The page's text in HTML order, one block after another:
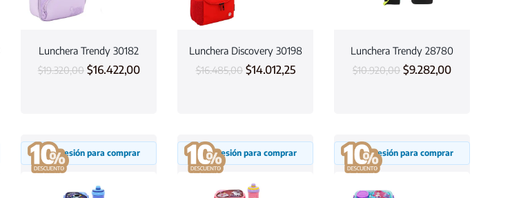
Lunchera Trendy 30182
$19.320,00 $16.422,00
Lunchera Discovery 30198
$16.485,00 $14.012,25
Lunchera Trendy 28780
$10.920,00 $9.282,00
Inicia sesión para comprar Inicia sesión para comprar Inicia sesión para comprar